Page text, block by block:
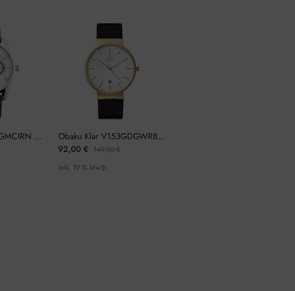
Obaku Flint V171GMCIRN Herrenuhr Obaku Klar V153GDGWRB Herrenuhr
92,00 € 149,00€
inkl. 19 % MwSt.